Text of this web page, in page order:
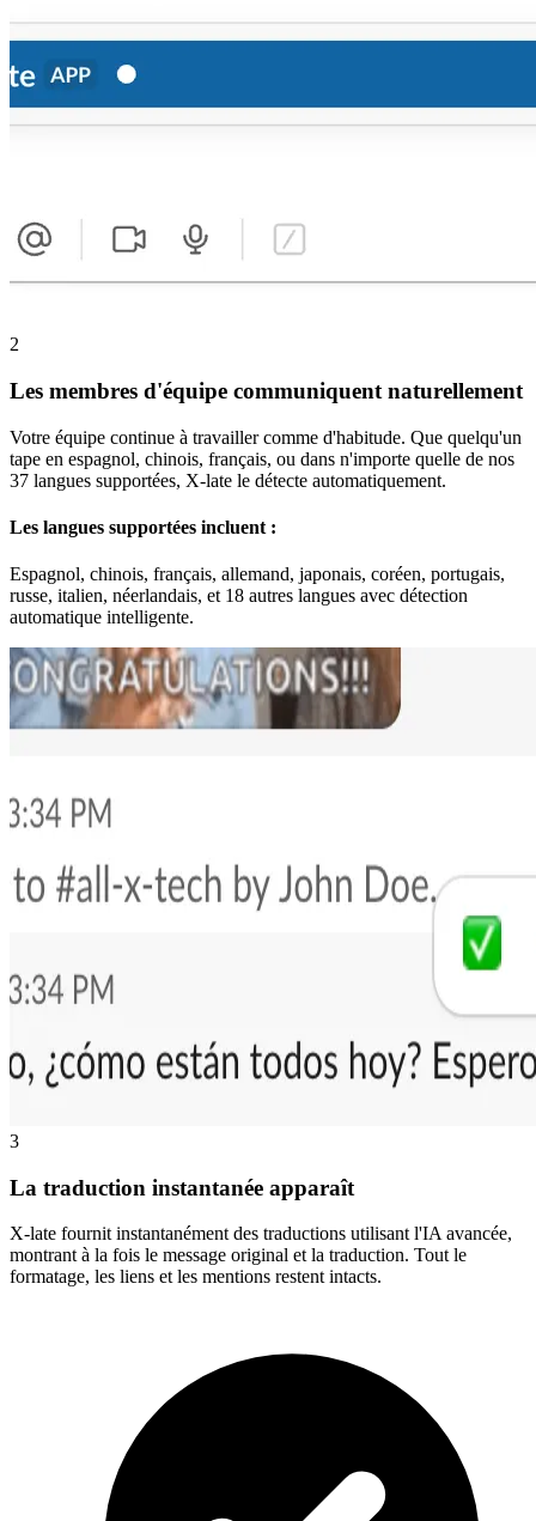
2
Les membres d'équipe communiquent naturellement
Votre équipe continue à travailler comme d'habitude. Que quelqu'un
tape en espagnol, chinois, français, ou dans n'importe quelle de nos
37 langues supportées, X-late le détecte automatiquement.
Les langues supportées incluent :
Espagnol, chinois, français, allemand, japonais, coréen, portugais,
russe, italien, néerlandais, et 18 autres langues avec détection
automatique intelligente.
3
La traduction instantanée apparaît
X-late fournit instantanément des traductions utilisant l'IA avancée,
montrant à la fois le message original et la traduction. Tout le
formatage, les liens et les mentions restent intacts.